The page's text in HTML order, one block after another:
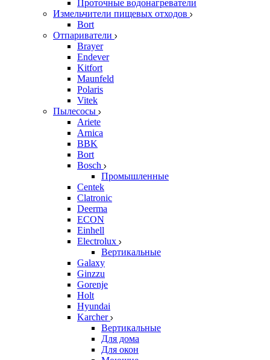
Проточные водонагреватели
Измельчители пищевых отходов
Bort
Отпариватели
Brayer
Endever
Kitfort
Maunfeld
Polaris
Vitek
Пылесосы
Ariete
Arnica
BBK
Bort
Bosch
Промышленные
Centek
Clatronic
Deerma
ECON
Einhell
Electrolux
Вертикальные
Galaxy
Ginzzu
Gorenje
Holt
Hyundai
Karcher
Вертикальные
Для дома
Для окон